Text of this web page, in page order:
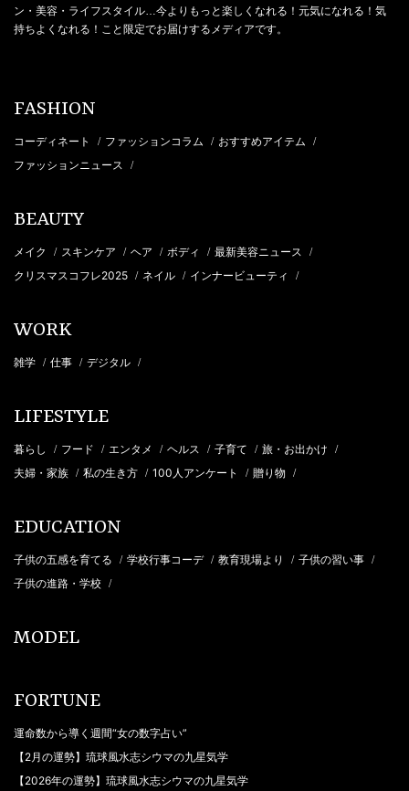
ン・美容・ライフスタイル…今よりもっと楽しくなれる！元気になれる！気
持ちよくなれる！こと限定でお届けするメディアです。
FASHION
コーディネート / ファッションコラム / おすすめアイテム /
ファッションニュース /
BEAUTY
メイク / スキンケア / ヘア / ボディ / 最新美容ニュース /
クリスマスコフレ2025 / ネイル / インナービューティ /
WORK
雑学 / 仕事 / デジタル /
LIFESTYLE
暮らし / フード / エンタメ / ヘルス / 子育て / 旅・お出かけ /
夫婦・家族 / 私の生き方 / 100人アンケート / 贈り物 /
EDUCATION
子供の五感を育てる / 学校行事コーデ / 教育現場より / 子供の習い事 /
子供の進路・学校 /
MODEL
FORTUNE
運命数から導く週間“女の数字占い”
【2月の運勢】琉球風水志シウマの九星気学
【2026年の運勢】琉球風水志シウマの九星気学